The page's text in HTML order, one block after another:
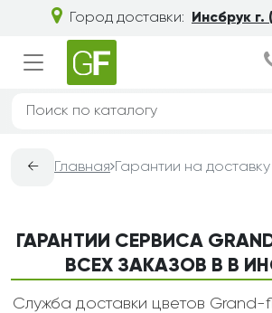
Город доставки: Инсбрук г.
← Главная
ГАРАНТИИ СЕРВИСА
ВСЕХ ЗАКАЗОВ В В
Служба доставки цветов Grand-